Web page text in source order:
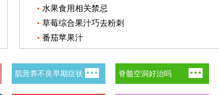
水果食用相关禁忌
草莓综合果汁巧去粉刺
番茄苹果汁